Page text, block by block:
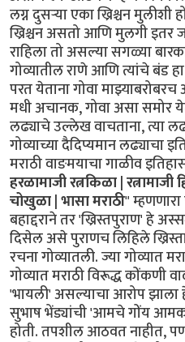
लग्न दुसर्‍या एका ख्रिश्चन मुलीशी
ख्रिश्चन असतो आणि मुलगी इतर
राहिला तो असल्या सगळ्या
गोव्यातील राणे आणि त्यांचे बंड
परत येताना गोवा
मधी अचानक, गोवा असा समोर
लढ्याचे उल्लेख वाचताना, त्या
गोव्याच्या दैदिप्यमान लढ्याचा
मराठी वाङमयाचा गाळीव
हरळामाजी रत्नकिळा | रत्नामाजी
चोखुळा | भासा मराठी"
बहाद्दराने तर 'ख्रिस्तपुराण' हे
दिसेल असे पुराणच लिहिले
रचना गोव्यातली. ज्या गोव्यात
गोव्यात मराठी विरूद्ध कोंकणी
'भायली' असल्याचा आरोप झाला
सुभाष भेंड्यांची 'आमचे गोंय
होती. तपशील आठवत नाहीत, पण